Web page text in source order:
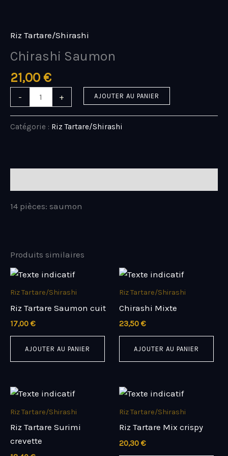
contenu
Riz Tartare/Shirashi
Chirashi Saumon
21,00 €
-
Chirashi
+ AJOUTER AU PANIER
Catégorie : Riz Tartare/Shirashi
14 pièces: saumon
Produits similaires
Riz Tartare/Shirashi
Riz Tartare Saumon cuit
17,00 €
AJOUTER AU PANIER
Riz Tartare/Shirashi
Chirashi Mixte
23,50 €
AJOUTER AU PANIER
Riz Tartare/Shirashi
Riz Tartare Surimi
crevette
Riz Tartare/Shirashi
Riz Tartare Mix crispy
20,30 €